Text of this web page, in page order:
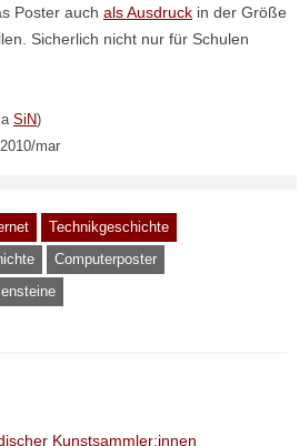
Poster auch als Ausdruck in der Größe
Sicherlich nicht nur für Schulen
SiN)
mar
Technikgeschichte
Computerposter
Kunstsammler:innen